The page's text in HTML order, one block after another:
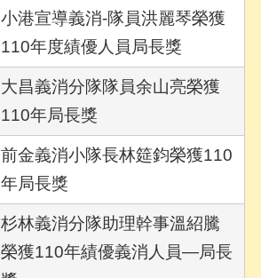
小港宣導義消-隊員洪麗琴榮獲
110年度績優人員局長獎
大昌義消分隊隊員余山亮榮獲
110年局長獎
前金義消小隊長林筵鈞榮獲110
年局長獎
杉林義消分隊助理幹事溫紹騰
榮獲110年績優義消人員—局長